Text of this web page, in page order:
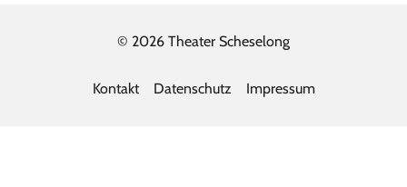
© 2026 Theater Scheselong
Kontakt Datenschutz Impressum